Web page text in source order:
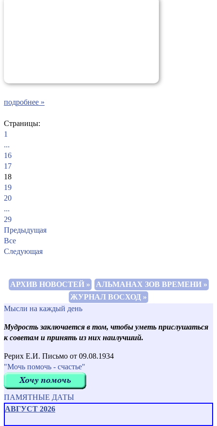
подробнее »
Страницы:
1
...
16
17
18
19
20
...
29
Предыдущая
Все
Следующая
АРХИВ НОВОСТЕЙ »
АЛЬМАНАХ ЗОВ ВРЕМЕНИ »
ЖУРНАЛ ВОСХОД »
Мысли на каждый день
Мудрость заключается в том, чтобы уметь прислушаться
к советам и принять из них наилучший.
Рерих Е.И. Письмо от 09.08.1934
"Мочь помочь - счастье"
ПАМЯТНЫЕ ДАТЫ
АВГУСТ 2026